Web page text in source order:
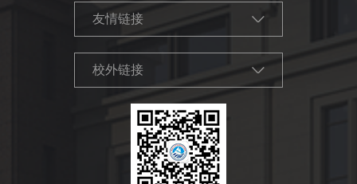
友情链接
校外链接